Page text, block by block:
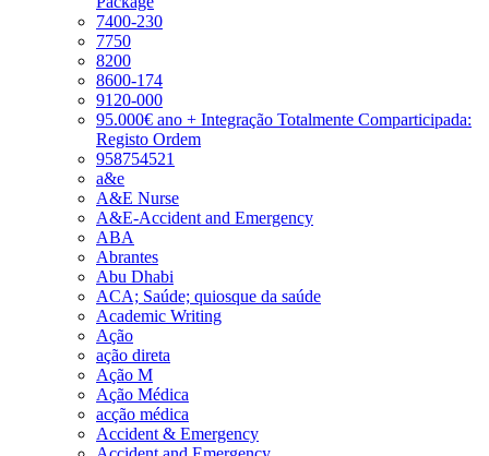
7400-230
7750
8200
8600-174
9120-000
95.000€ ano + Integração Totalmente Comparticipada:
Registo Ordem
958754521
a&e
A&E Nurse
A&E-Accident and Emergency
ABA
Abrantes
Abu Dhabi
ACA; Saúde; quiosque da saúde
Academic Writing
Ação
ação direta
Ação M
Ação Médica
acção médica
Accident & Emergency